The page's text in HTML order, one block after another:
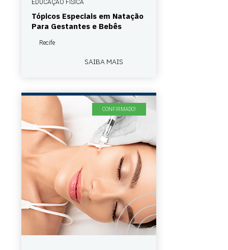
EDUCAÇÃO FÍSICA
Tópicos Especiais em Natação
Para Gestantes e Bebês
Recife
SAIBA MAIS
CONFIRMADO!